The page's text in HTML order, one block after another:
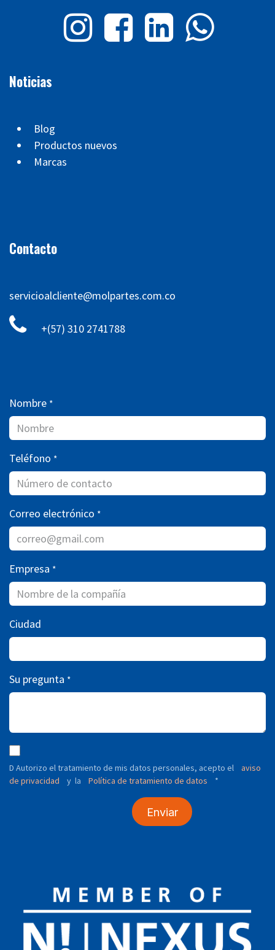
Noticias
Blog
Productos nuevos
Marcas
Contacto
servicioalcliente@molpartes.com.co
+(57) 310 2741788
Nombre *
Teléfono *
Correo electrónico *
Empresa *
Ciudad
Su pregunta *
D Autorizo ​​el tratamiento de mis datos personales, acepto el
aviso
de privacidad
y la Política de tratamiento de datos *
Enviar